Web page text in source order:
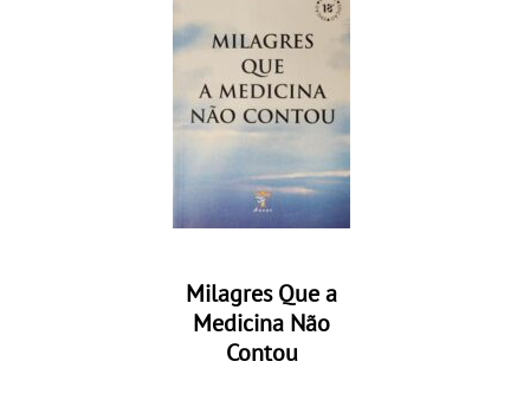
Milagres Que a
Medicina Não
Contou